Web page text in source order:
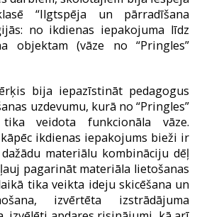
“Ilgtspēja un pārradīšana
no ikdienas iepakojuma līdz
objektam (vāze no “Pringles”
bija iepazīstināt pedagogus
uzdevumu, kurā no “Pringles”
veidota funkcionāla vāze.
ikdienas iepakojums bieži ir
materiālu kombināciju dēļ
pagarināt materiāla lietošanas
tika veikta ideju skicēšana un
izvērtēta izstrādājuma